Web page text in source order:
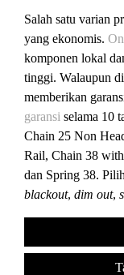
Salah satu varian
yang ekonomis.
komponen lokal
tinggi. Walaupun
memberikan
garansi selama 10
Chain 25 Non
Rail, Chain 38
dan Spring 38.
blackout, dim out,